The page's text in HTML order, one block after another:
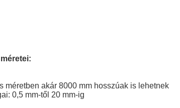
méretben akár 8000 mm hosszúak is lehetnek
0,5 mm-től 20 mm-ig